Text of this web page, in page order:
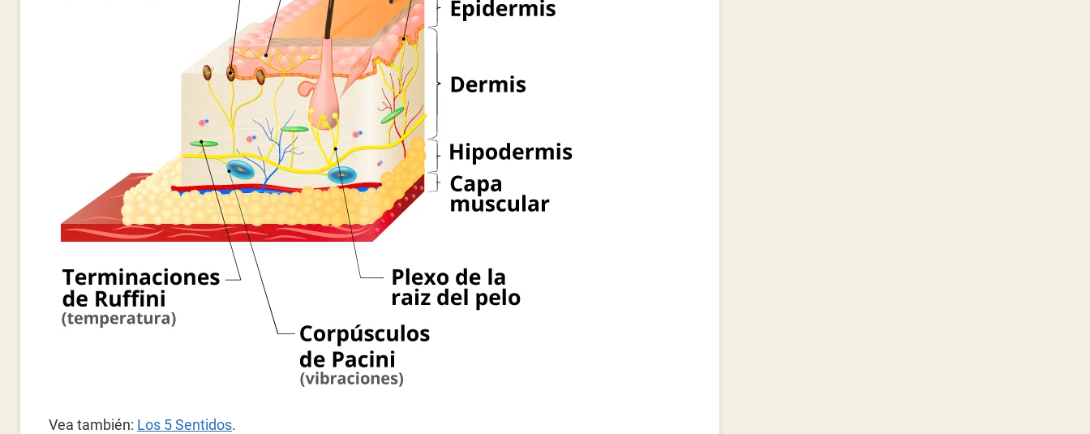
Vea también: Los 5 Sentidos.